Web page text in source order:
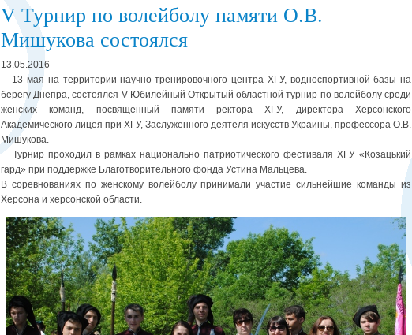
V Турнир по волейболу памяти О.В.
Мишукова состоялся
13.05.2016
13 мая на территории научно-тренировочного центра ХГУ, водноспортивной базы на
берегу Днепра, состоялся V Юбилейный Открытый областной турнир по волейболу среди
женских команд, посвященный памяти ректора ХГУ, директора Херсонского
Академического лицея при ХГУ, Заслуженного деятеля искусств Украины, профессора О.В.
Мишукова.
Турнир проходил в рамках национально патриотического фестиваля ХГУ «Козацький
гард» при поддержке Благотворительного фонда Устина Мальцева.
В соревнованиях по женскому волейболу принимали участие сильнейшие команды из
Херсона и херсонской области.